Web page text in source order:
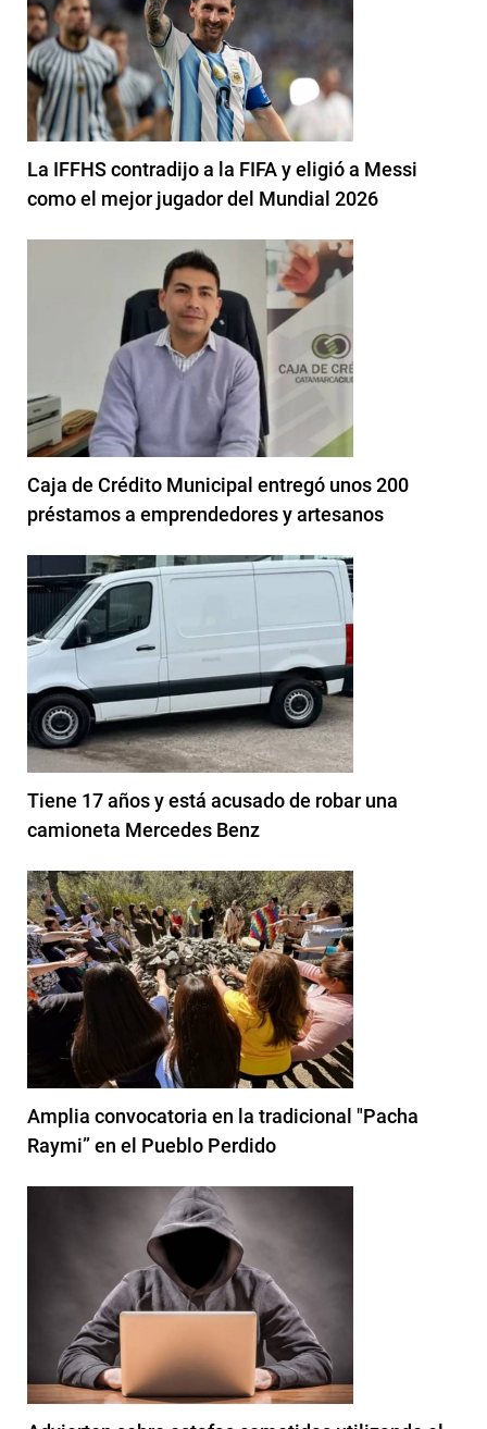
La IFFHS contradijo a la FIFA y eligió a Messi
como el mejor jugador del Mundial 2026
Caja de Crédito Municipal entregó unos 200
préstamos a emprendedores y artesanos
Tiene 17 años y está acusado de robar una
camioneta Mercedes Benz
Amplia convocatoria en la tradicional "Pacha
Raymi” en el Pueblo Perdido